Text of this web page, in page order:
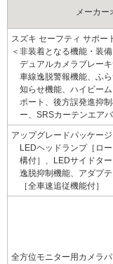
メーカー
スズキ セーフティ サポー
＜非装着となる機能・装備
デュアルカメラブレー
車線逸脱警報機能、ふ
知らせ機能、ハイビーム
ポート、後方誤発進抑制
ー、 SRSカーテンエア
アップグレードパッケージ
LEDヘッドランプ［ロ
構付］、LEDサイドタ
逸脱抑制機能、アダプ
［全車速追従機能付］
全方位モニター用カメラ